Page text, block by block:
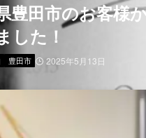
豊田市のお客様
した！
豊田市 2025年5月13日